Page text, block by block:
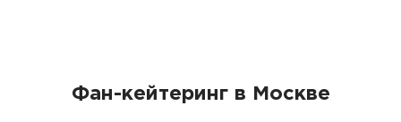
Фан-кейтеринг в Москве